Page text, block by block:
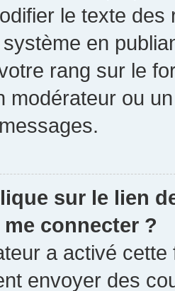
le texte
en
rang sur le
modérateur ou
sur le lien
connecter ?
a activé
envoyer des